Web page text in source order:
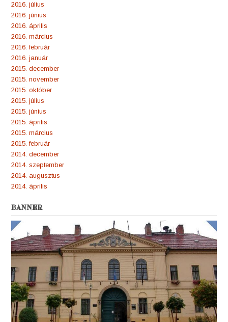
2016. július
2016. június
2016. április
2016. március
2016. február
2016. január
2015. december
2015. november
2015. október
2015. július
2015. június
2015. április
2015. március
2015. február
2014. december
2014. szeptember
2014. augusztus
2014. április
BANNER